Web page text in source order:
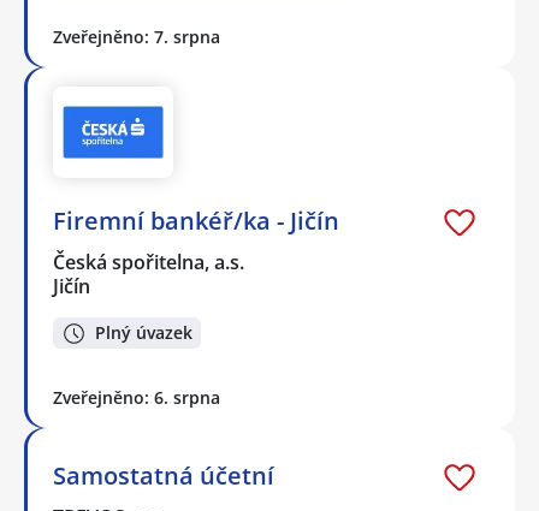
Zveřejněno: 7. srpna
Firemní bankéř/ka - Jičín
Česká spořitelna, a.s.
Jičín
Plný úvazek
Zveřejněno: 6. srpna
Samostatná účetní